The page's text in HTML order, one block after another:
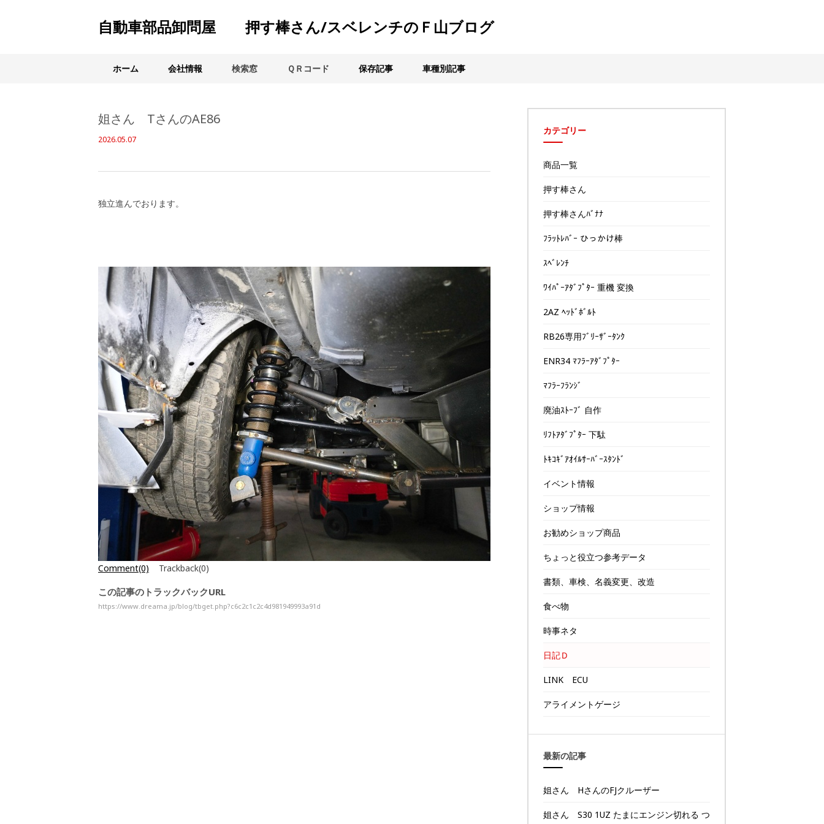
自動車部品卸問屋 押す棒さん/スベレンチのＦ山ブログ
ホーム 会社情報 検索窓 ＱＲコード 保存記事 車種別記事
姐さん TさんのAE86
2026.05.07
独立進んでおります。
Comment(0) Trackback(0)
この記事のトラックバックURL
https://www.dreama.jp/blog/tbget.php?c6c2c1c2c4d981949993a91d
カテゴリー
商品一覧
押す棒さん
押す棒さんﾊﾞﾅﾅ
ﾌﾗｯﾄﾚﾊﾞｰ ひっかけ棒
ｽﾍﾞﾚﾝﾁ
ﾜｲﾊﾟｰｱﾀﾞﾌﾟﾀｰ 重機 変換
2AZ ﾍｯﾄﾞﾎﾞﾙﾄ
RB26専用ﾌﾞﾘｰｻﾞｰﾀﾝｸ
ENR34 ﾏﾌﾗｰｱﾀﾞﾌﾟﾀｰ
ﾏﾌﾗｰﾌﾗﾝｼﾞ
廃油ｽﾄｰﾌﾞ 自作
ﾘﾌﾄｱﾀﾞﾌﾟﾀｰ 下駄
ﾄｷｺｷﾞｱｵｲﾙｻｰﾊﾞｰｽﾀﾝﾄﾞ
イベント情報
ショップ情報
お勧めショップ商品
ちょっと役立つ参考データ
書類、車検、名義変更、改造
食べ物
時事ネタ
日記Ｄ
LINK ECU
アライメントゲージ
最新の記事
姐さん HさんのFJクルーザー
姐さん S30 1UZ たまにエンジン切れる つ